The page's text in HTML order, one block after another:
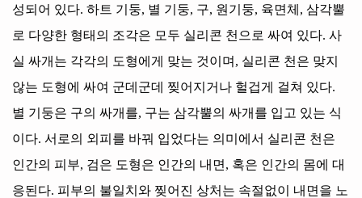
성되어 있다. 하트 기둥, 별 기둥, 구, 원기둥, 육면체 , 삼각뿔
로 다양한 형태의 조각은 모두 실리콘 천으로 싸여 있다. 사
실 싸개는 각각의 도형에게 맞는 것이며 , 실리콘 천은 맞지
않는 도형에 싸여 군데군데 찢어지거나 헐겁게 걸쳐 있다.
별 기둥은 구의 싸개를, 구는 삼각뿔의 싸개를 입고 있는 식
이다. 서로의 외피를 바꿔 입었다는 의미에서 실리콘 천은
인간의 피부, 검은 도형은 인간의 내면 , 혹은 인간의 몸에 대
응된다. 피부의 불일치와 찢어진 상처는 속절없이 내면을 노